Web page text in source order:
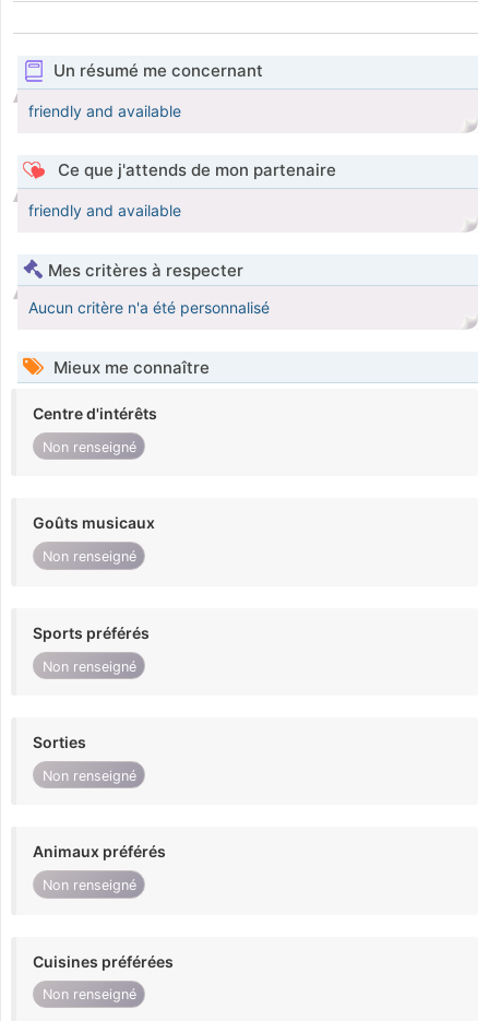
Un résumé me concernant
friendly and available
Ce que j'attends de mon partenaire
friendly and available
Mes critères à respecter
Aucun critère n'a été personnalisé
Mieux me connaître
Centre d'intérêts
Non renseigné
Goûts musicaux
Non renseigné
Sports préférés
Non renseigné
Sorties
Non renseigné
Animaux préférés
Non renseigné
Cuisines préférées
Non renseigné